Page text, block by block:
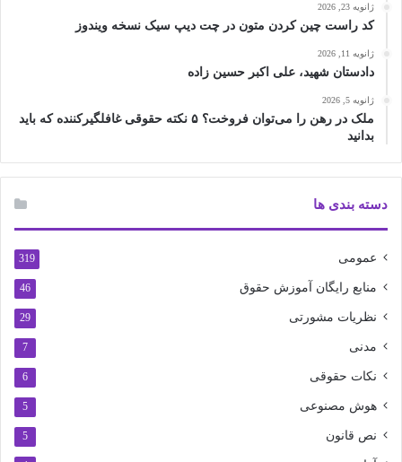
ژانویه 23, 2026
کد راست چین کردن متون در چت دیپ سیک نسخه ویندوز
ژانویه 11, 2026
دادستان شهید، علی اکبر حسین زاده
ژانویه 5, 2026
ملک در رهن را می‌توان فروخت؟ ۵ نکته حقوقی غافلگیرکننده که باید
بدانید
دسته بندی ها
عمومی 319
منابع رایگان آموزش حقوق 46
نظریات مشورتی 29
مدنی 7
نکات حقوقی 6
هوش مصنوعی 5
نص قانون 5